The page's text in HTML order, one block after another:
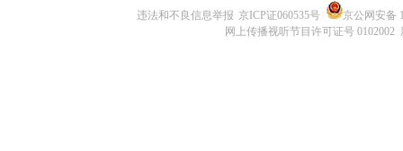
违法和不良信息举报 京ICP证060535号
京公网安备
网上传播视听节目许可证号 0102002